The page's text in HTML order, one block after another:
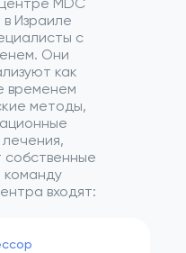
Израиле
с
Они
как
временем
методы,
команду
входят: